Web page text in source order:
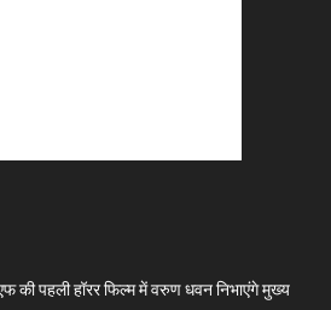
की पहली हॉरर फिल्म में वरुण धवन निभाएंगे मुख्य